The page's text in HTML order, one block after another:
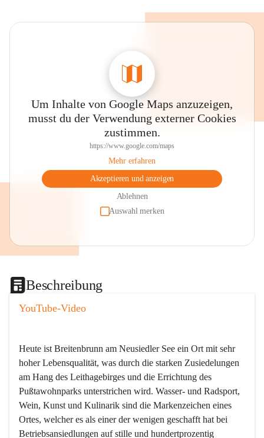
Um Inhalte von Google Maps anzuzeigen,
musst du der Verwendung externer Cookies
zustimmen.
https://www.google.com/maps
Mehr erfahren
Akzeptieren und anzeigen
Ablehnen
Auswahl merken
Beschreibung
YouTube-Video
Heute ist Breitenbrunn am Neusiedler See ein Ort mit sehr
hoher Lebensqualität, was durch die starken Zusiedelungen
am Hang des Leithagebirges und die Errichtung des
Pußtawohnparks unterstrichen wird. Wasser- und Radsport,
Wein, Kunst und Kulinarik sind die Markenzeichen eines
Ortes, welcher es als einer der wenigen geschafft hat bei
Betriebsansiedlungen auf stille und hundertprozentig